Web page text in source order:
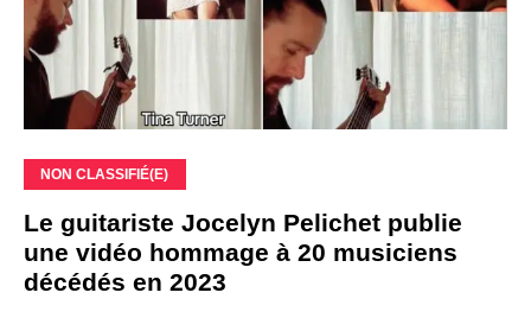
NON CLASSIFIÉ(E)
Le guitariste Jocelyn Pelichet publie
une vidéo hommage à 20 musiciens
décédés en 2023